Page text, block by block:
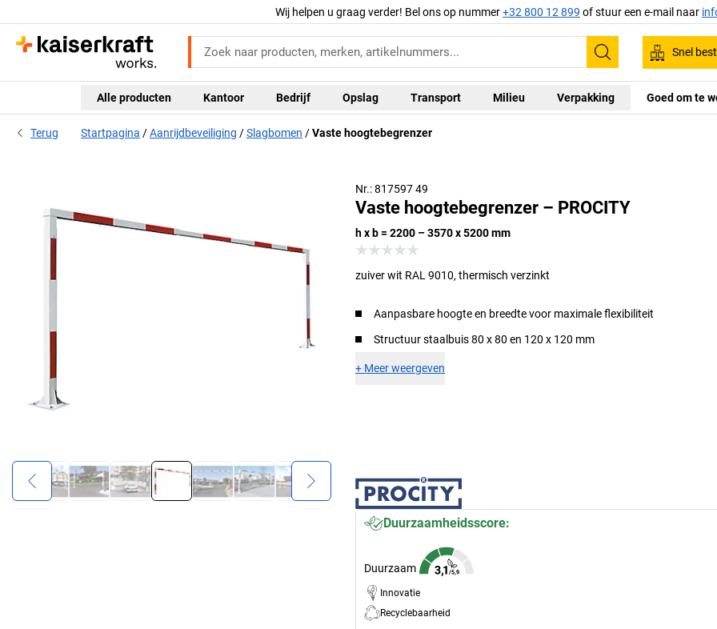
Wij helpen u graag verder! Bel ons op nummer+32 800 12 899 of stuur een e-mail naar
Zoeken
Snel
Alle producten Kantoor Bedrijf Opslag Transport Milieu Verpakking Goed om te
Terug Startpagina Aanrijdbeveiliging Slagbomen Vaste hoogtebegrenzer
Nr.: 817597 49
Vaste hoogtebegrenzer – PROCITY
h x b = 2200 – 3570 x 5200 mm
zuiver wit RAL 9010, thermisch verzinkt
Aanpasbare hoogte en breedte voor maximale flexibiliteit
Structuur staalbuis 80 x 80 en 120 x 120 mm
+ Meer weergeven
Duurzaamheidsscore:
Duurzaam
Innovatie
Recyclebaarheid